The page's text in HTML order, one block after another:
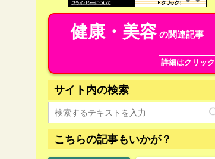
健康・美容の関連記事
詳細はクリック
サイト内の検索
こちらの記事もいかが？